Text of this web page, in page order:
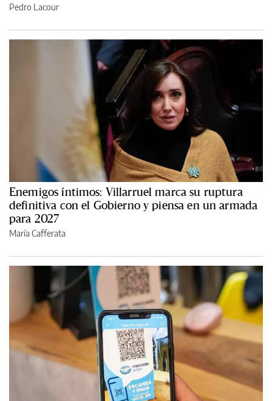
Pedro Lacour
Enemigos íntimos: Villarruel marca su ruptura
definitiva con el Gobierno y piensa en un armada
para 2027
María Cafferata